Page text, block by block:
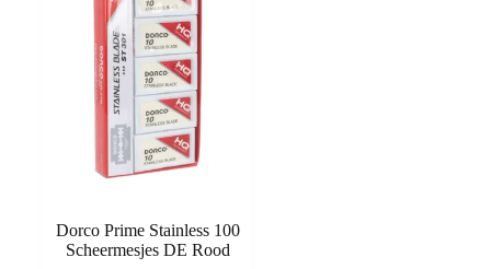
Dorco Prime Stainless 100
Scheermesjes DE Rood